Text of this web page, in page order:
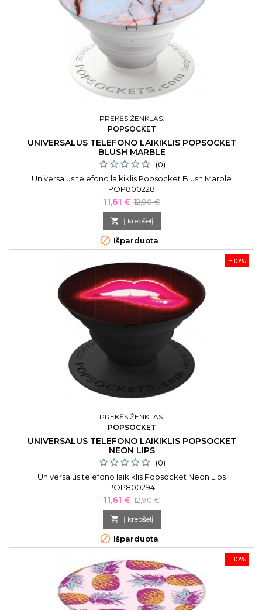
PREKĖS ŽENKLAS:
POPSOCKET
UNIVERSALUS TELEFONO LAIKIKLIS POPSOCKET
BLUSH MARBLE
(0)
Universalus telefono laikiklis Popsocket Blush Marble
POP800228
Kaina
11,61 € Bazinė
kaina
12,90 €
 Į krepšelį
 Išparduota
−10%
PREKĖS ŽENKLAS:
POPSOCKET
UNIVERSALUS TELEFONO LAIKIKLIS POPSOCKET
NEON LIPS
(0)
Universalus telefono laikiklis Popsocket Neon Lips
POP800294
Kaina
11,61 € Bazinė
kaina
12,90 €
 Į krepšelį
 Išparduota
−10%